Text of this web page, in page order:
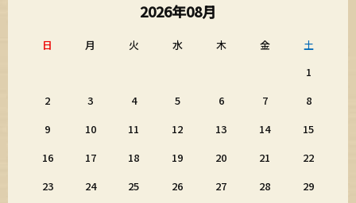
2026年08月
日 月 火 水 木 金
土
1
2
3 4 5 6 7
8
9
10 11 12 13 14
15
16
17 18 19 20 21
22
23
24 25 26 27 28
29